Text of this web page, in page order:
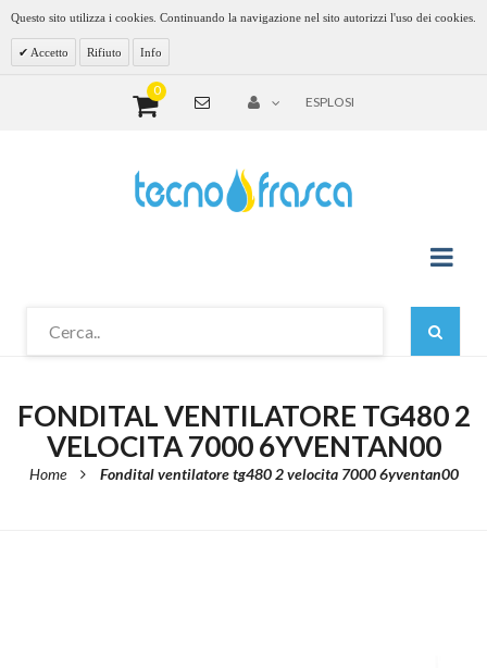
Questo sito utilizza i cookies. Continuando la navigazione nel sito autorizzi l'uso dei cookies.
Accetto Rifiuto Info
0
ESPLOSI
FONDITAL VENTILATORE TG480 2
VELOCITA 7000 6YVENTAN00
Home Fondital ventilatore tg480 2 velocita 7000 6yventan00